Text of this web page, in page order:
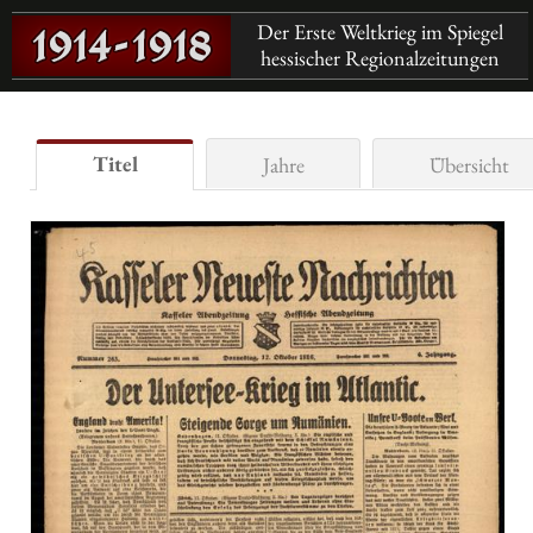
Der Erste Weltkrieg im Spiegel
hessischer Regionalzeitungen
Titel Jahre Übersicht